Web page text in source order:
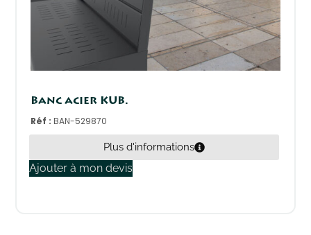
Banc acier KUB.
Réf :BAN-529870
Plus d'informations
Ajouter à mon devis